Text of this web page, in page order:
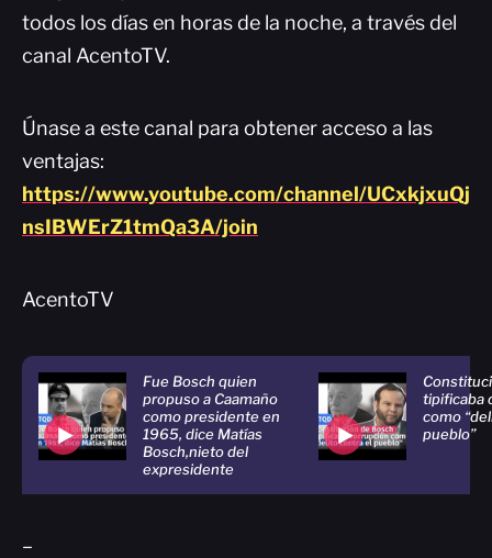
todos los días en horas de la noche, a través del
canal AcentoTV.
Únase a este canal para obtener acceso a las
ventajas:
https://www.youtube.com/channel/UCxkjxuQj
nsIBWErZ1tmQa3A/join
AcentoTV
Fue Bosch quien
propuso a Caamaño
como presidente en
1965, dice Matías
Bosch,nieto del
expresidente
tipificaba
como
pueblo”
–